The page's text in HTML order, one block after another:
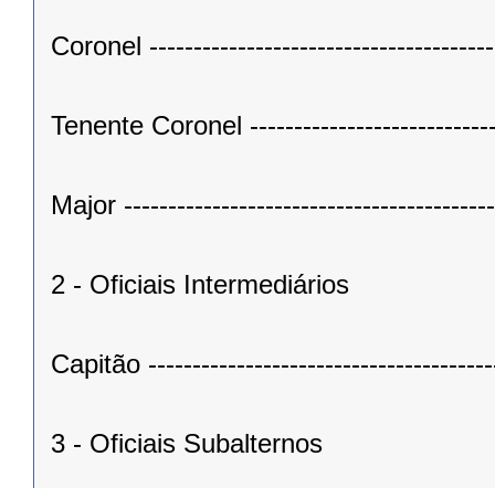
Coronel
Tenente Coronel
Major
2 - Oficiais Intermediários
Capitão
3 - Oficiais Subalternos